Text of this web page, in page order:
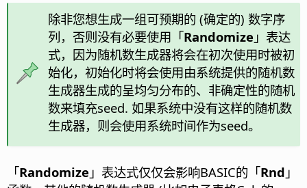
除非您想生成一组可预期的 (确定的) 数字序
列，否则没有必要使用「Randomize 」表达
式，因为随机数生成器将会在初次使用时被初
始化，初始化时将会使用由系统提供的随机数
生成器生成的呈均匀分布的、非确定性的随机
数来填充seed. 如果系统中没有这样的随机数
生成器，则会使用系统时间作为seed。
「Randomize 」表达式仅仅会影响BASIC的「Rnd 」